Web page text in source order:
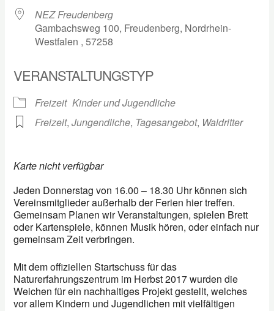
NEZ Freudenberg
Gambachsweg 100, Freudenberg, Nordrhein-
Westfalen , 57258
VERANSTALTUNGSTYP
Freizeit Kinder und Jugendliche
Freizeit,Jungendliche, Tagesangebot, Waldritter
Karte nicht verfügbar
Jeden Donnerstag von 16.00 – 18.30 Uhr können sich
Vereinsmitglieder außerhalb der Ferien hier treffen.
Gemeinsam Planen wir Veranstaltungen, spielen Brett
oder Kartenspiele, können Musik hören, oder einfach nur
gemeinsam Zeit verbringen.
Mit dem offiziellen Startschuss für das
Naturerfahrungszentrum im Herbst 2017 wurden die
Weichen für ein nachhaltiges Projekt gestellt, welches
vor allem Kindern und Jugendlichen mit vielfältigen